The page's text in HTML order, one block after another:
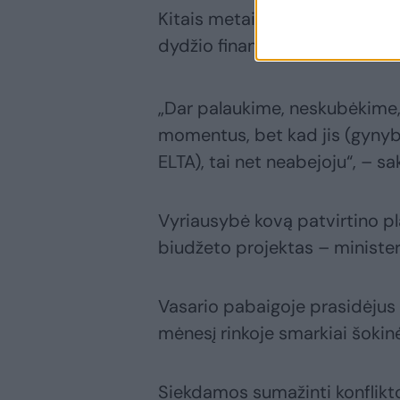
Kitais metais, kaip pabrėžė
dydžio finansavimą.
„Dar palaukime,
momentus, bet kad jis
ELTA), tai net neabejoju“, –
Vyriausybė kovą patvirtino
biudžeto projektas –
Vasario pabaigoje
mėnesį rinkoje smarkiai
Siekdamos sumažinti